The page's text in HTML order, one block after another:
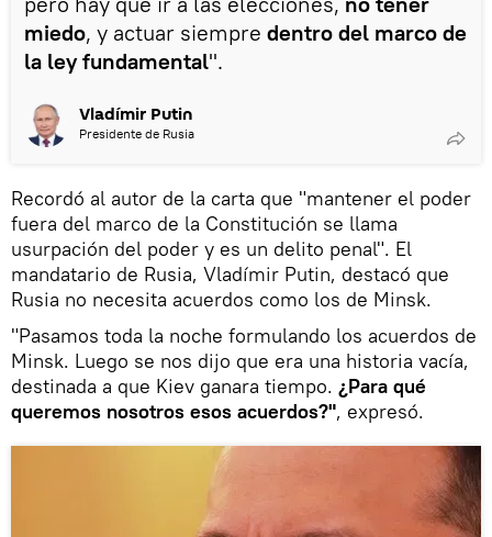
miedo, y actuar siempre dentro del marco de
la ley fundamental".
Vladímir Putin
Presidente de Rusia
Recordó al autor de la carta que "mantener el poder
fuera del marco de la Constitución se llama
usurpación del poder y es un delito penal". El
mandatario de Rusia, Vladímir Putin, destacó que
Rusia no necesita acuerdos como los de Minsk.
"Pasamos toda la noche formulando los acuerdos de
Minsk. Luego se nos dijo que era una historia vacía,
destinada a que Kiev ganara tiempo. ¿Para qué
queremos nosotros esos acuerdos?", expresó.